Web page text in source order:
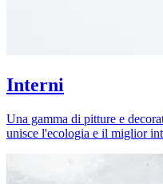
Interni
Una gamma di pitture e
unisce l'ecologia e il miglior